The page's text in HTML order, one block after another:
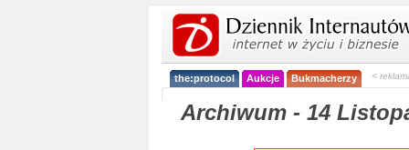
the:protocol Aukcje Bukmacherzy <
Archiwum - 14